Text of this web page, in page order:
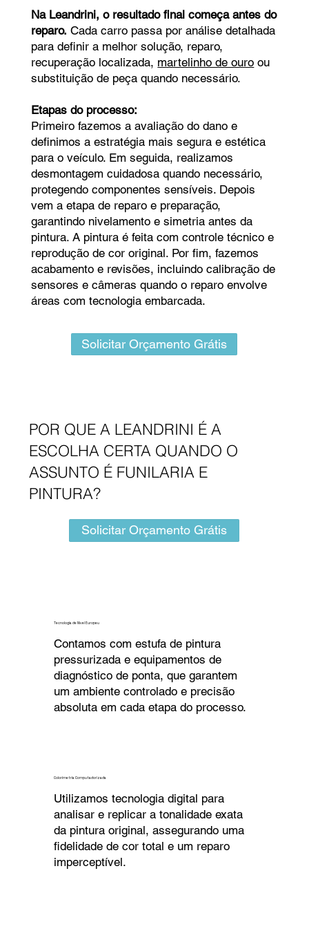
POR QUE A LEANDRINI É A
ESCOLHA CERTA QUANDO O
ASSUNTO É FUNILARIA E
PINTURA?
Solicitar Orçamento Grátis
Tecnologia de Nível Europeu
Contamos com estufa de pintura
pressurizada e equipamentos de
diagnóstico de ponta, que garantem
um ambiente controlado e precisão
absoluta em cada etapa do processo.
Colorimetria Computadorizada
Utilizamos tecnologia digital para
analisar e replicar a tonalidade exata
da pintura original, assegurando uma
fidelidade de cor total e um reparo
imperceptível.
Na Leandrini, o resultado final começa antes do
reparo. Cada carro passa por análise detalhada
para definir a melhor solução, reparo,
recuperação localizada, martelinho de ouro ou
substituição de peça quando necessário.
Etapas do processo:
Primeiro fazemos a avaliação do dano e
definimos a estratégia mais segura e estética
para o veículo. Em seguida, realizamos
desmontagem cuidadosa quando necessário,
protegendo componentes sensíveis. Depois
vem a etapa de reparo e preparação,
garantindo nivelamento e simetria antes da
pintura. A pintura é feita com controle técnico e
reprodução de cor original. Por fim, fazemos
acabamento e revisões, incluindo calibração de
sensores e câmeras quando o reparo envolve
áreas com tecnologia embarcada.
Solicitar Orçamento Grátis